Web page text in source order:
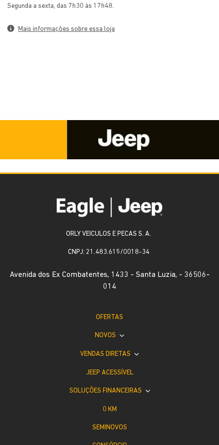
ORLY VEICULOS E PECAS S. A.
CNPJ: 21.483.615/0018-34
Avenida dos Ex Combatentes, 1433 - Santa Luzia, - 36506-
014
OFERTAS
NOVOS
VENDAS DIRETAS
JEEP ACESSÍVEL
SOLUÇÕES FINANCEIRAS
0 KM
SEMINOVOS